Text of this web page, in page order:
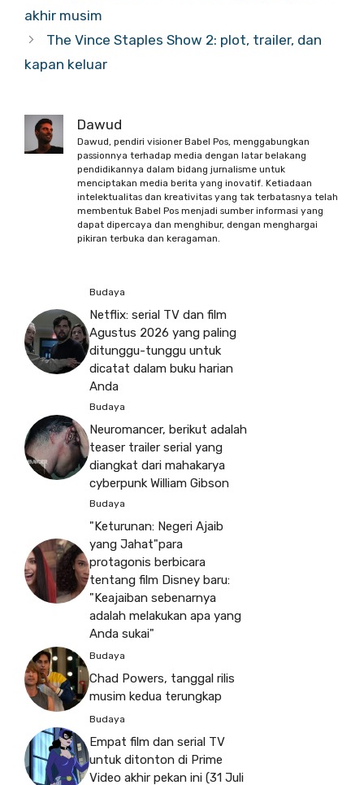
akhir musim
The Vince Staples Show 2: plot, trailer, dan
kapan keluar
Dawud
Dawud, pendiri visioner Babel Pos, menggabungkan
passionnya terhadap media dengan latar belakang
pendidikannya dalam bidang jurnalisme untuk
menciptakan media berita yang inovatif. Ketiadaan
intelektualitas dan kreativitas yang tak terbatasnya telah
membentuk Babel Pos menjadi sumber informasi yang
dapat dipercaya dan menghibur, dengan menghargai
pikiran terbuka dan keragaman.
Budaya
Netflix: serial TV dan film
Agustus 2026 yang paling
ditunggu-tunggu untuk
dicatat dalam buku harian
Anda
Budaya
Neuromancer, berikut adalah
teaser trailer serial yang
diangkat dari mahakarya
cyberpunk William Gibson
Budaya
"Keturunan: Negeri Ajaib
yang Jahat"para
protagonis berbicara
tentang film Disney baru:
"Keajaiban sebenarnya
adalah melakukan apa yang
Anda sukai"
Budaya
Chad Powers, tanggal rilis
musim kedua terungkap
Budaya
Empat film dan serial TV
untuk ditonton di Prime
Video akhir pekan ini (31 Juli